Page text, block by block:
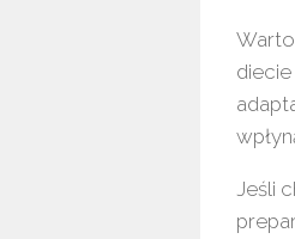
Jeśli